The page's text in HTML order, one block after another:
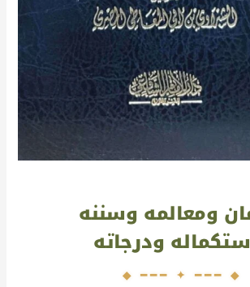
ومعالمه وسننه
ودرجاته